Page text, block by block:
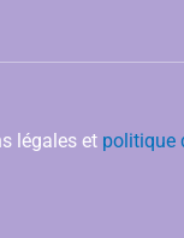
légales et politique